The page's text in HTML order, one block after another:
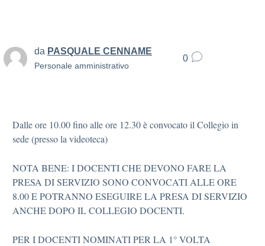
da PASQUALE CENNAME
Personale amministrativo
0
Dalle ore 10.00 fino alle ore 12.30 è convocato il Collegio in
sede (presso la videoteca)
NOTA BENE: I DOCENTI CHE DEVONO FARE LA
PRESA DI SERVIZIO SONO CONVOCATI ALLE ORE
8.00 E POTRANNO ESEGUIRE LA PRESA DI SERVIZIO
ANCHE DOPO IL COLLEGIO DOCENTI.
PER I DOCENTI NOMINATI PER LA 1° VOLTA